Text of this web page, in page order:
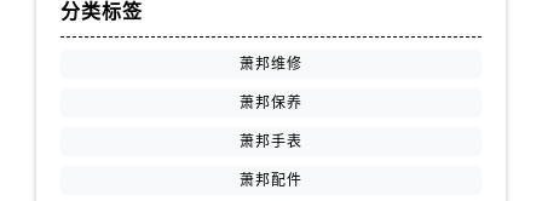
分类标签
萧邦维修
萧邦保养
萧邦手表
萧邦配件